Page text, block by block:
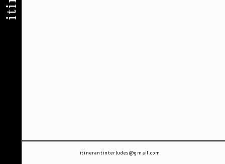
itinerantinterludes@gmail.com